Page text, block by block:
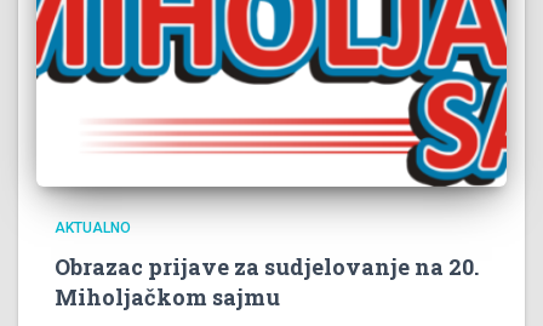
AKTUALNO
Obrazac prijave za sudjelovanje na 20.
Miholjačkom sajmu